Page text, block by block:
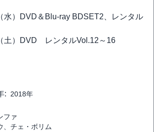
水）DVD＆Blu-ray BDSET2、レンタル
土）DVD レンタルVol.12～16
: 2018年
ファ
、チェ・ボリム